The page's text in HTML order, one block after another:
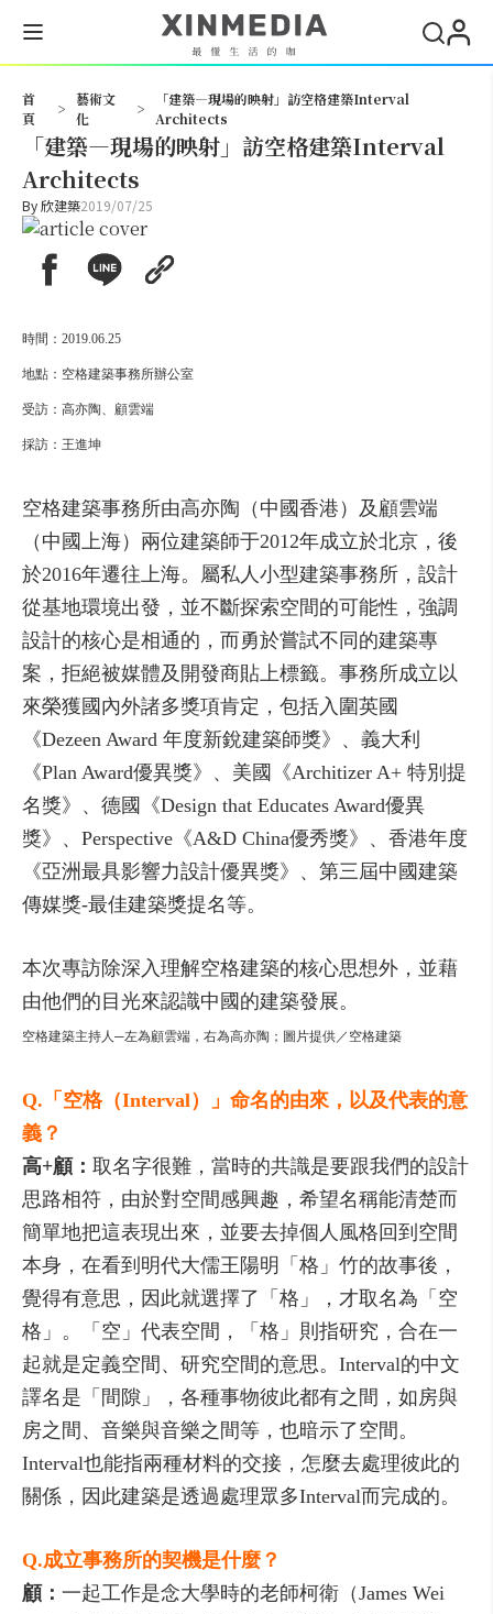
首
頁
>
藝術文
化
>
「建築—現場的映射」訪空格建築Interval
Architects
「建築—現場的映射」訪空格建築Interval
Architects
By欣建築2019/07/25
時間：2019.06.25
地點：空格建築事務所辦公室
受訪：高亦陶、顧雲端
採訪：王進坤
空格建築事務所由高亦陶（中國香港）及顧雲端
（中國上海）兩位建築師于2012年成立於北京，後
於2016年遷往上海。屬私人小型建築事務所，設計
從基地環境出發，並不斷探索空間的可能性，強調
設計的核心是相通的，而勇於嘗試不同的建築專
案，拒絕被媒體及開發商貼上標籤。事務所成立以
來榮獲國內外諸多獎項肯定 ，包括入圍英國
《Dezeen Award 年度新銳建築師獎》、義大利
《Plan Award優異獎》、美國《Architizer A+ 特別提
名獎》、德國《Design that Educates Award優異
獎》、Perspective《A&D China優秀獎》、香港年度
《亞洲最具影響力設計優異獎》、第三屆中國建築
傳媒獎-最佳建築獎提名等。
本次專訪除深入理解空格建築的核心思想外，並藉
由他們的目光來認識中國的建築發展。
空格建築主持人─左為顧雲端，右為高亦陶；圖片提供／空格建築
Q.「空格（Interval）」命名的由來，以及代表的意
義？
高+顧： 取名字很難，當時的共識是要跟我們的設計
思路相符，由於對空間感興趣，希望名稱能清楚而
簡單地把這表現出來，並要去掉個人風格回到空間
本身，在看到明代大儒王陽明「格」竹的故事後，
覺得有意思，因此就選擇了「格」，才取名為「空
格」。「空」代表空間，「格」則指研究，合在一
起就是定義空間、研究空間的意思。Interval的中文
譯名是「間隙」，各種事物彼此都有之間，如房與
房之間、音樂與音樂之間等，也暗示了空間。
Interval也能指兩種材料的交接，怎麼去處理彼此的
關係，因此建築是透過處理眾多Interval而完成的。
Q.成立事務所的契機是什麼？
顧： 一起工作是念大學時的老師柯衛（James Wei